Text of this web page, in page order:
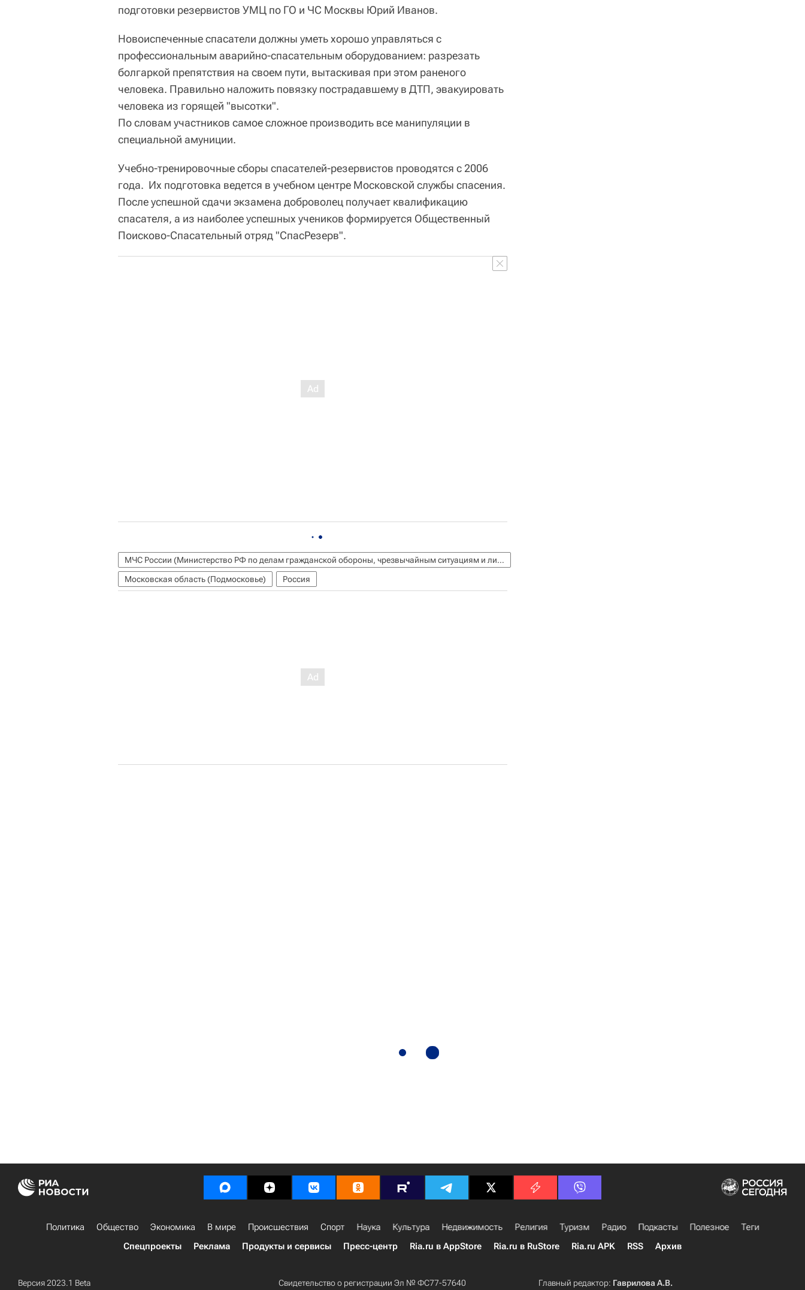
подготовки резервистов УМЦ по ГО и ЧС Москвы Юрий Иванов.
Новоиспеченные спасатели должны уметь хорошо управляться с
профессиональным аварийно-спасательным оборудованием: разрезать
болгаркой препятствия на своем пути, вытаскивая при этом раненого
человека. Правильно наложить повязку пострадавшему в ДТП, эвакуировать
человека из горящей "высотки".
По словам участников самое сложное производить все манипуляции в
специальной амуниции.
Учебно-тренировочные сборы спасателей-резервистов проводятся с 2006
года. Их подготовка ведется в учебном центре Московской службы спасения.
После успешной сдачи экзамена доброволец получает квалификацию
спасателя, а из наиболее успешных учеников формируется Общественный
Поисково-Спасательный отряд "СпасРезерв".
МЧС России (Министерство РФ по делам гражданской обороны, чрезвычайным ситуациям и ликвидации последствий стихийных бедствий)
Московская область (Подмосковье)
Россия
Политика Общество Экономика В мире Происшествия Спорт Наука Культура Недвижимость Религия Туризм Радио Подкасты Полезное
Теги
Спецпроекты
Реклама Продукты и сервисы Пресс-центр Ria.ru в AppStore Ria.ru в RuStore Ria.ru APK RSS Архив
Версия 2023.1 Beta Свидетельство о регистрации Эл № ФС77-57640 Главный редактор: Гаврилова А.В.